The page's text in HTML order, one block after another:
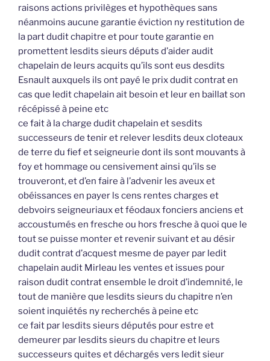
raisons actions privilèges et hypothèques sans
néanmoins aucune garantie éviction ny restitution de
la part dudit chapitre et pour toute garantie en
promettent lesdits sieurs députs d’aider audit
chapelain de leurs acquits qu’ils sont eus desdits
Esnault auxquels ils ont payé le prix dudit contrat en
cas que ledit chapelain ait besoin et leur en baillat son
récépissé à peine etc
ce fait à la charge dudit chapelain et sesdits
successeurs de tenir et relever lesdits deux cloteaux
de terre du fief et seigneurie dont ils sont mouvants à
foy et hommage ou censivement ainsi qu’ils se
trouveront, et d’en faire à l’advenir les aveux et
obéissances en payer ls cens rentes charges et
debvoirs seigneuriaux et féodaux fonciers anciens et
accoustumés en fresche ou hors fresche à quoi que le
tout se puisse monter et revenir suivant et au désir
dudit contrat d’acquest mesme de payer par ledit
chapelain audit Mirleau les ventes et issues pour
raison dudit contrat ensemble le droit d’indemnité, le
tout de manière que lesdits sieurs du chapitre n’en
soient inquiétés ny recherchés à peine etc
ce fait par lesdits sieurs députés pour estre et
demeurer par lesdits sieurs du chapitre et leurs
successeurs quites et déchargés vers ledit sieur